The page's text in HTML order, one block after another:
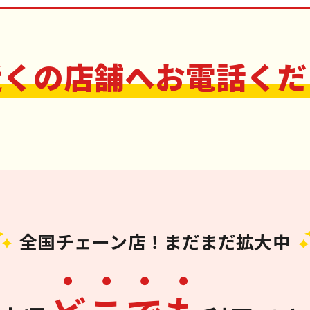
の店舗へお電話く
全国チェーン店！まだまだ拡大中